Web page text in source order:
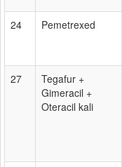
24 Pemetrexed
27
Tegafur +
Gimeracil +
Oteracil kali